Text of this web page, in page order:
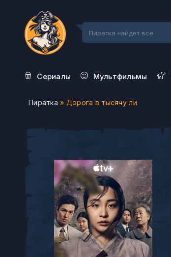
Сериалы Мультфильмы
Пиратка » Дорога в тысячу ли